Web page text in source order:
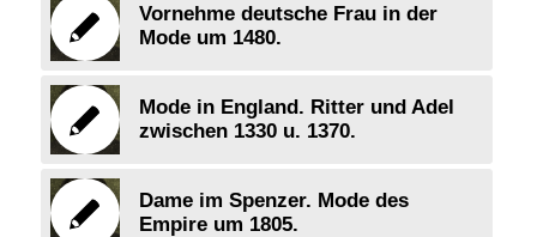
Vornehme deutsche Frau in der
Mode um 1480.
Mode in England. Ritter und Adel
zwischen 1330 u. 1370.
Dame im Spenzer. Mode des
Empire um 1805.